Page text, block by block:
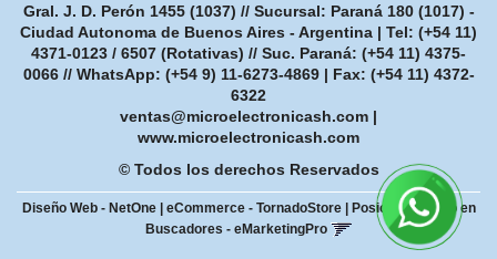
Gral. J. D. Perón 1455 (1037) // Sucursal: Paraná 180 (1017) -
Ciudad Autonoma de Buenos Aires - Argentina | Tel: (+54 11)
4371-0123 / 6507 (Rotativas) // Suc. Paraná: (+54 11) 4375-
0066 // WhatsApp: (+54 9) 11-6273-4869| Fax: (+54 11) 4372-
6322
ventas@microelectronicash.com |
www.microelectronicash.com
© Todos los derechos Reservados
Diseño Web - NetOne| eCommerce - TornadoStore| Posicionamiento en
Buscadores - eMarketingPro